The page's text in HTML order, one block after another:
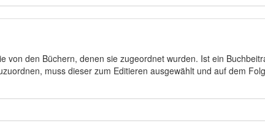
den Büchern, denen sie zugeordnet wurden. Ist ein
muss dieser zum Editieren ausgewählt und auf dem